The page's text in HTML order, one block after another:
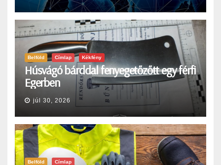
Belföld Címlap Kékfény
Húsvágó bárddal fenyegetőzőtt egy férfi
Egerben
júl 30, 2026
Belföld Címlap